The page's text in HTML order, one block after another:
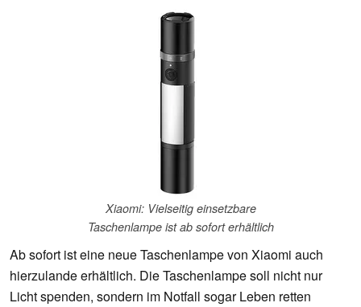
Xiaomi: Vielseitig einsetzbare
Taschenlampe ist ab sofort erhältlich
Ab sofort ist eine neue Taschenlampe von Xiaomi auch
hierzulande erhältlich. Die Taschenlampe soll nicht nur
Licht spenden, sondern im Notfall sogar Leben retten